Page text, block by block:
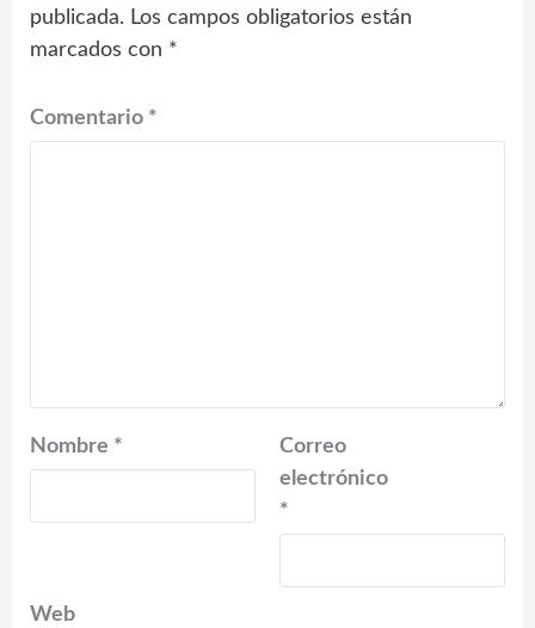
publicada. Los campos obligatorios están
marcados con *
Comentario *
Nombre *
Correo
electrónico
*
Web